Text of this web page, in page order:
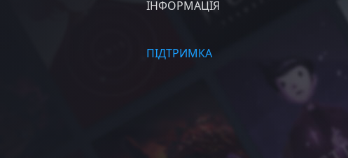
ІНФОРМАЦІЯ
ПІДТРИМКА